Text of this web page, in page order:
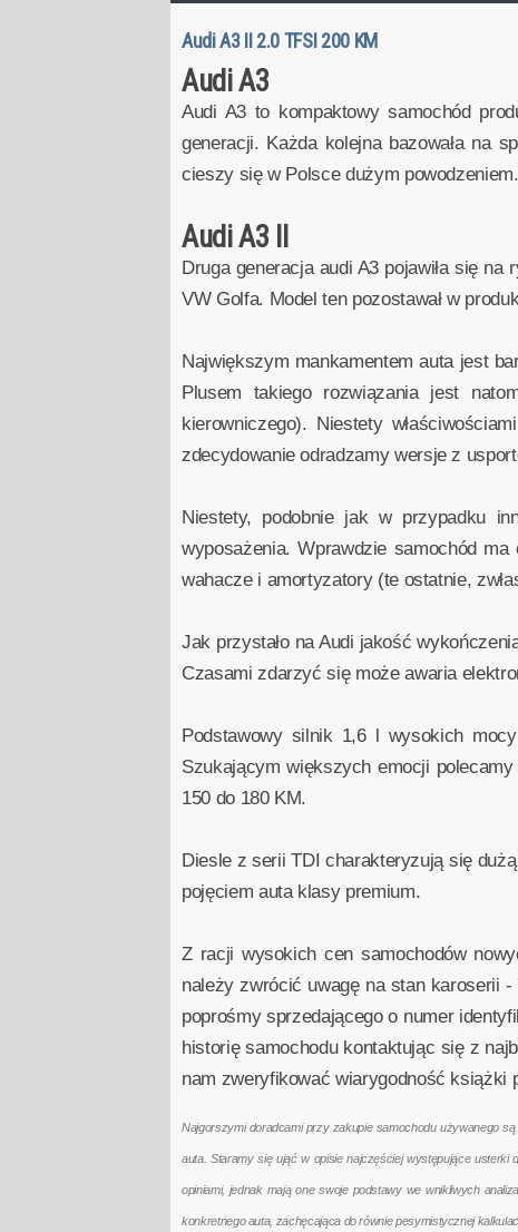
Audi A3 II 2.0 TFSI 200 KM
Audi A3
Audi A3 to kompaktowy samochód
generacji. Każda kolejna bazowała na
cieszy się w Polsce dużym
Audi A3 II
Druga generacja audi A3 pojawiła się
VW Golfa. Model ten pozostawał w
Największym mankamentem auta jest
Plusem takiego rozwiązania jest
kierowniczego). Niestety
zdecydowanie odradzamy wersje z
Niestety, podobnie jak w przypadku
wyposażenia. Wprawdzie samochód
wahacze i amortyzatory (te ostatnie,
Jak przystało na Audi jakość
Czasami zdarzyć się może awaria
Podstawowy silnik 1,6 l wysokich
Szukającym większych emocji
150 do 180 KM.
Diesle z serii TDI charakteryzują się
pojęciem auta klasy premium.
Z racji wysokich cen samochodów
należy zwrócić uwagę na stan karoserii
poprośmy sprzedającego o numer
historię samochodu kontaktując się z
nam zweryfikować wiarygodność książki
Najgorszymi doradcami przy zakupie samochodu używanego
auta. Staramy się ująć w opisie najczęściej występujące
opiniami, jednak mają one swoje podstawy we wnikliwych
konkretnego auta, zachęcająca do równie pesymistycznej